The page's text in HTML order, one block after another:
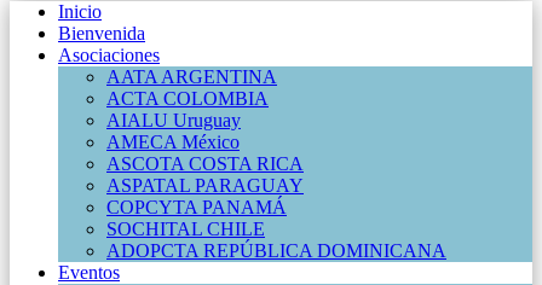
Inicio
Bienvenida
Asociaciones
AATA ARGENTINA
ACTA COLOMBIA
AIALU Uruguay
AMECA México
ASCOTA COSTA RICA
ASPATAL PARAGUAY
COPCYTA PANAMÁ
SOCHITAL CHILE
ADOPCTA REPÚBLICA DOMINICANA
Eventos